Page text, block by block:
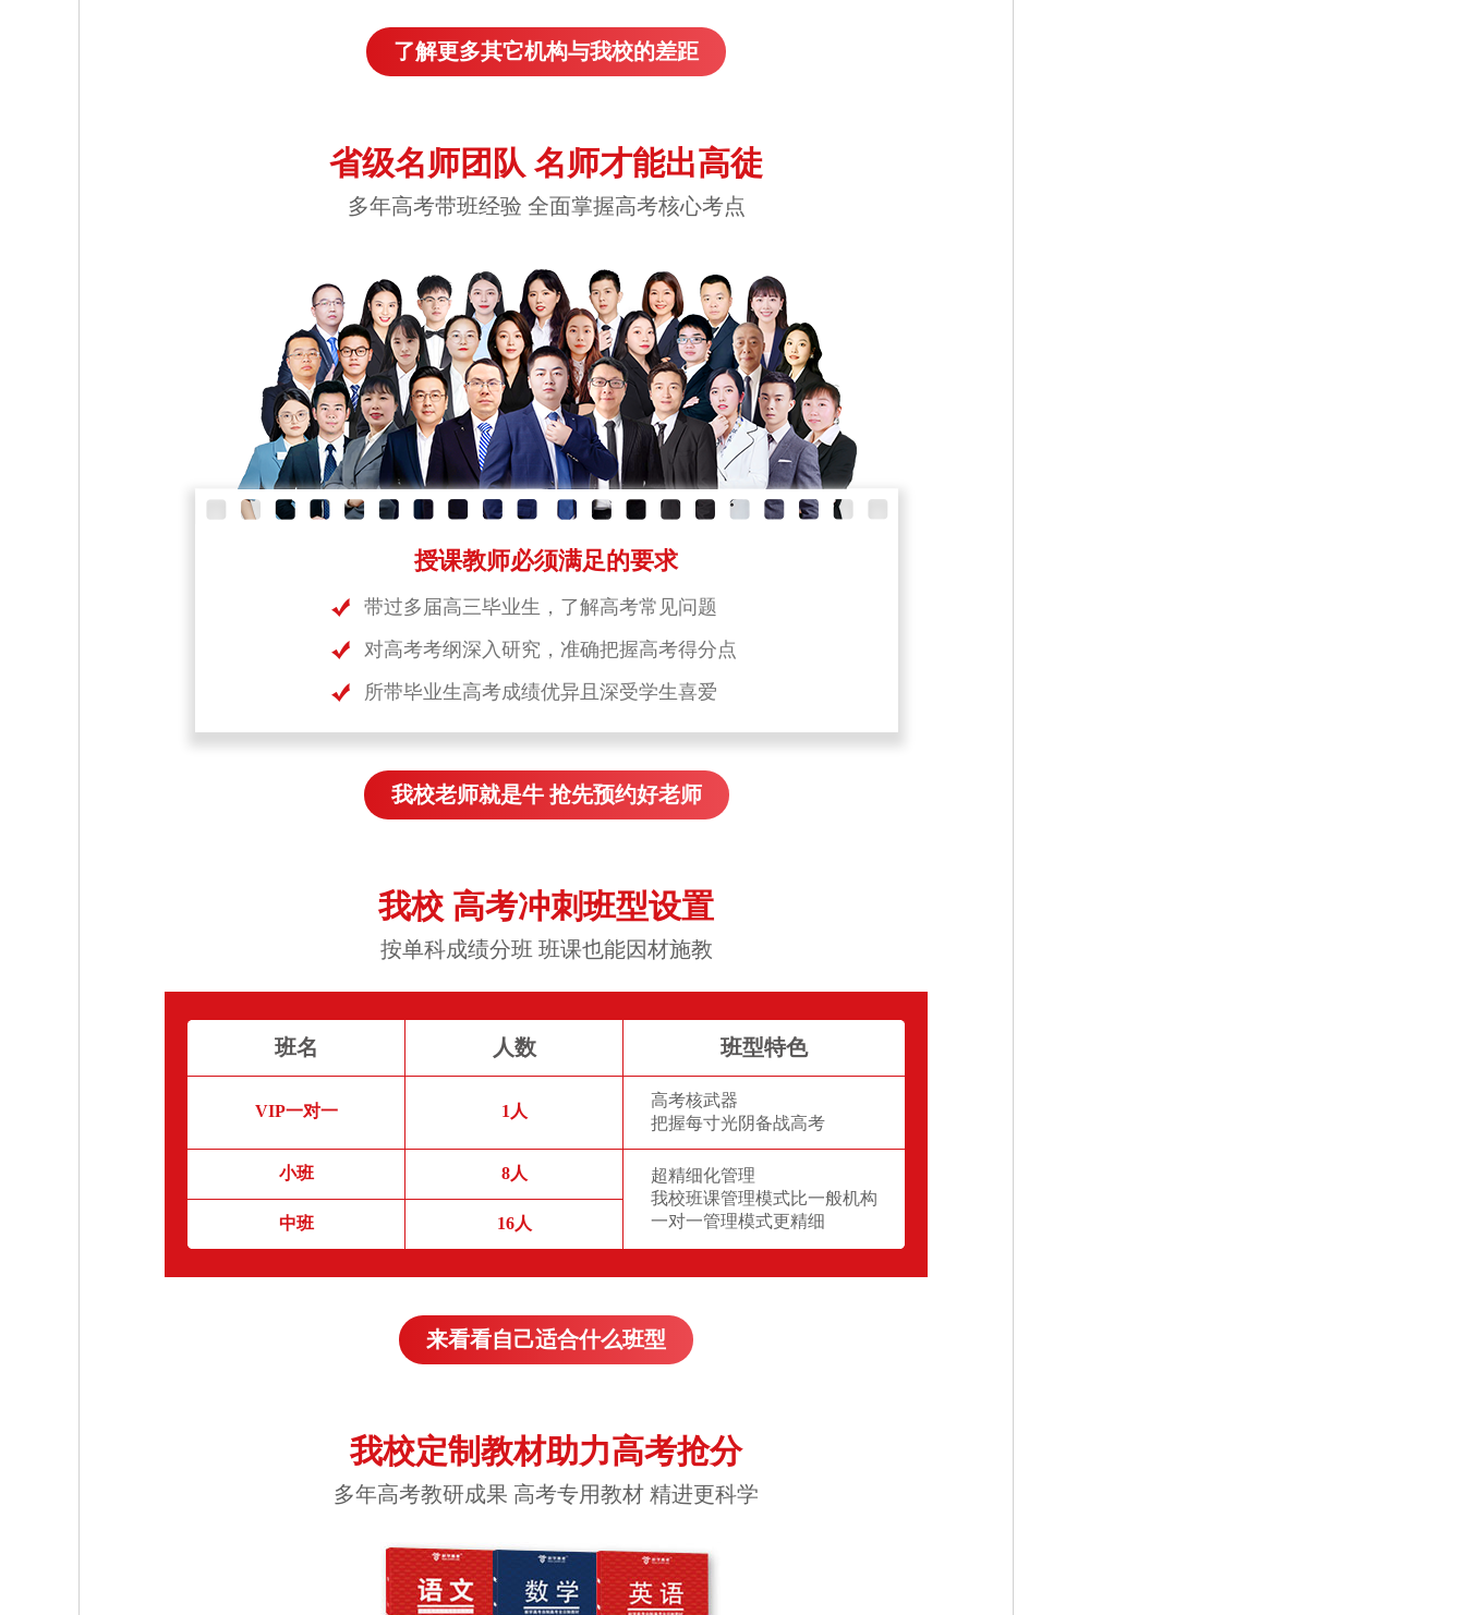
了解更多其它机构与我校的差距
省级名师团队 名师才能出高徒
多年高考带班经验 全面掌握高考核心考点
授课教师必须满足的要求
带过多届高三毕业生，了解高考常见问题
对高考考纲深入研究，准确把握高考得分点
所带毕业生高考成绩优异且深受学生喜爱
我校老师就是牛 抢先预约好老师
我校 高考冲刺班型设置
按单科成绩分班 班课也能因材施教
班名 人数 班型特色
VIP一对一 1人
高考核武器
把握每寸光阴备战高考
小班 8人
超精细化管理
我校班课管理模式比一般机构
一对一管理模式更精细
中班 16人
来看看自己适合什么班型
我校定制教材助力高考抢分
多年高考教研成果 高考专用教材 精进更科学